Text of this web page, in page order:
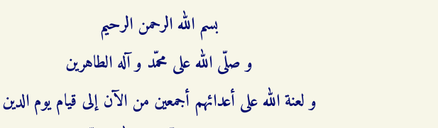
بسم الله الرحمن الرحيم‌
و صلّى الله على محمّد و آله الطاهرين‌
و لعنة الله على أعدائهم أجمعين من الآن إلى قيام يوم الدين‌